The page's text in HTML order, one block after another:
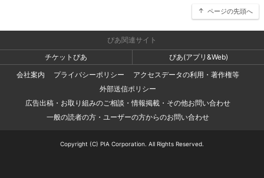
ページの先頭へ
ぴあ関連サイト
チケットぴあ
ぴあ(アプリ&Web)
会社案内
プライバシーポリシー
アクセスデータの利用・著作権等
外部送信ポリシー
広告出稿・お取り組みのご相談・情報掲載・その他お問い合わせ
一般の読者の方・ユーザーの方からのお問い合わせ
Copyright (C) PIA Corporation. All Rights Reserved.